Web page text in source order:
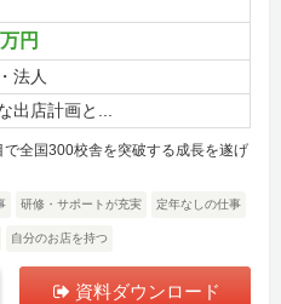
円
法人
出店計画と...
全国300校舎を突破する成長を遂げ
研修・サポートが充実 定年なしの仕事
自分のお店を持つ
資料ダウンロード